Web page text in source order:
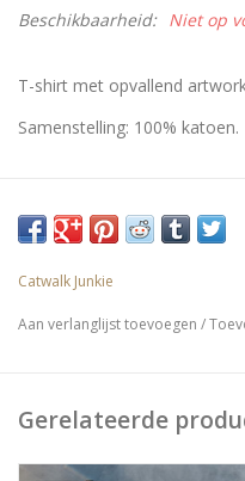
Beschikbaarheid: Niet op
T-shirt met opvallend
Samenstelling: 100% katoen.
Catwalk Junkie
Aan verlanglijst toevoegen /
Gerelateerde